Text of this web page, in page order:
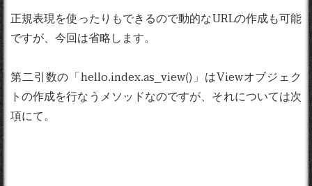
正規表現を使ったりもできるので動的なURLの作成も可能
ですが、今回は省略します。
第二引数の「hello.index.as_view()」はViewオブジェク
トの作成を行なうメソッドなのですが、それについては次
項にて。